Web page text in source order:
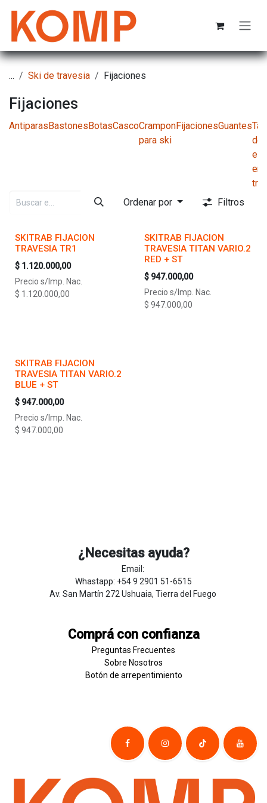
... Ski de travesia Fijaciones
Fijaciones
AntiparasBastonesBotasCascoCrampon
para ski
FijacionesGuantes
de
en
Ordenar por
Filtros
SKITRAB FIJACION
TRAVESIA TR1
$ 1.120.000,00
Precio s/Imp. Nac.
$ 1.120.000,00
SKITRAB FIJACION
TRAVESIA TITAN VARIO.2
RED + ST
$ 947.000,00
Precio s/Imp. Nac.
$ 947.000,00
SKITRAB FIJACION
TRAVESIA TITAN VARIO.2
BLUE + ST
$ 947.000,00
Precio s/Imp. Nac.
$ 947.000,00
¿Necesitas ayuda?
Email:
Whastapp: +54 9 2901 51-6515
Av. San Martín 272 Ushuaia, Tierra del Fuego
Comprá con confianza
Preguntas Frecuentes
Sobre Nosotros
Botón de ​arrepentim​​​iento